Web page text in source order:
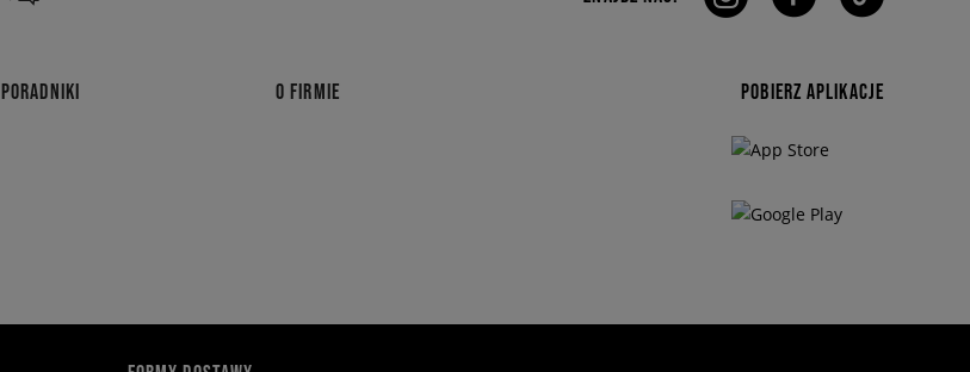
PORADNIKI O FIRMIE POBIERZ APLIKACJE